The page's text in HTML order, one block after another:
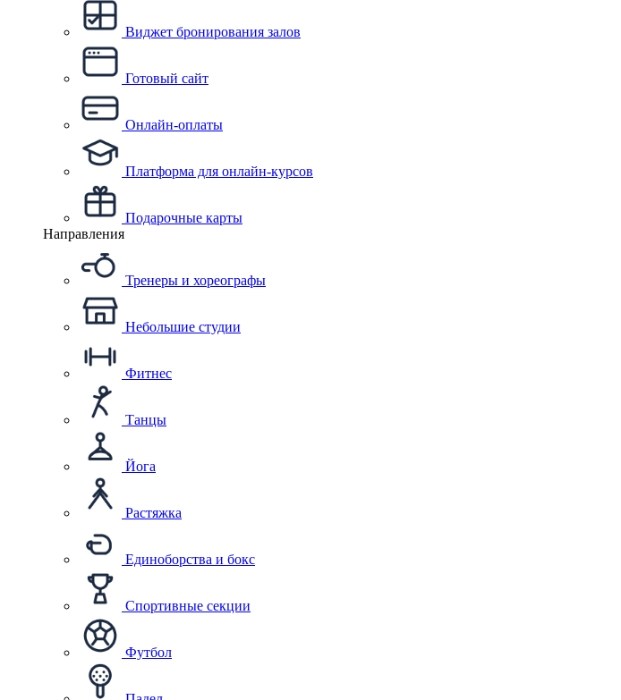
Виджет бронирования залов
Готовый сайт
Онлайн-оплаты
Платформа для онлайн-курсов
Подарочные карты
Направления
Тренеры и хореографы
Небольшие студии
Фитнес
Танцы
Йога
Растяжка
Единоборства и бокс
Спортивные секции
Футбол